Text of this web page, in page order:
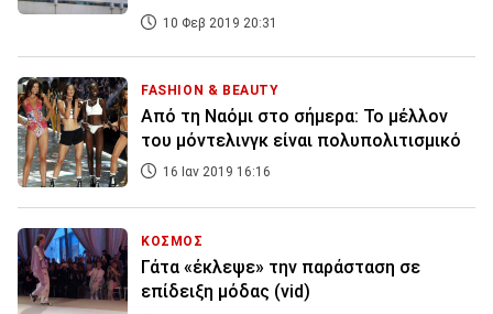
10 Φεβ 2019 20:31
FASHION & BEAUTY
Από τη Ναόμι στο σήμερα: Το μέλλον
του μόντελινγκ είναι πολυπολιτισμικό
16 Ιαν 2019 16:16
ΚΟΣΜΟΣ
Γάτα «έκλεψε» την παράσταση σε
επίδειξη μόδας (vid)